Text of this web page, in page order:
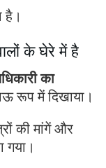
है।
के घेरे में है
का
रूप में दिखाया।
की मांगें और
गया।